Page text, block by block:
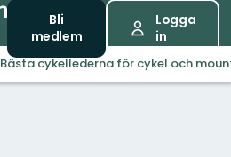
Bli
medlem
Logga
in
Bästa cykellederna för cykel och